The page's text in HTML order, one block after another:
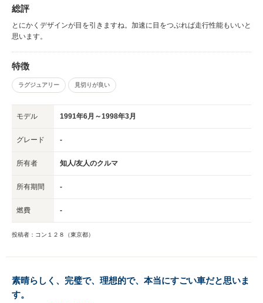
総評
とにかくデザインが目を引きますね。加速に目をつぶれば走行性能もいいと
思います。
特徴
ラグジュアリー 見切りが良い
モデル 1991年6月～1998年3月
グレード -
所有者 知人/友人のクルマ
所有期間 -
燃費 -
投稿者：コン１２８（東京都）
素晴らしく、完璧で、理想的で、本当にすごい車だと思いま
す。